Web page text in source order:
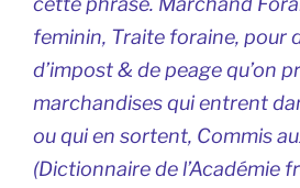
feminin, Traite foraine, pour
d’impost & de peage qu’on
marchandises qui entrent
ou qui en sortent, Commis
(Dictionnaire de l’Académie